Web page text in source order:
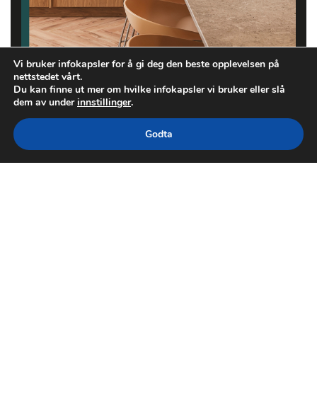
Vi bruker infokapsler for å gi deg den beste opplevelsen på
nettstedet vårt.
Du kan finne ut mer om hvilke infokapsler vi bruker eller slå
dem av underinnstillinger.
Godta